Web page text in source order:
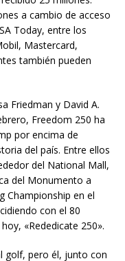
a cambio de acceso
Today, entre los
Mastercard,
también pueden
Friedman y David A.
Freedom 250 ha
por encima de
del país. Entre ellos
del National Mall,
del Monumento a
Championship en el
con el 80
«Rededicate 250».
golf, pero él, junto con